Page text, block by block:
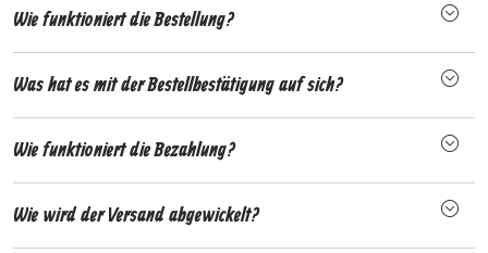
Wie funktioniert die Bestellung?
Was hat es mit der Bestellbestätigung auf sich?
Wie funktioniert die Bezahlung?
Wie wird der Versand abgewickelt?